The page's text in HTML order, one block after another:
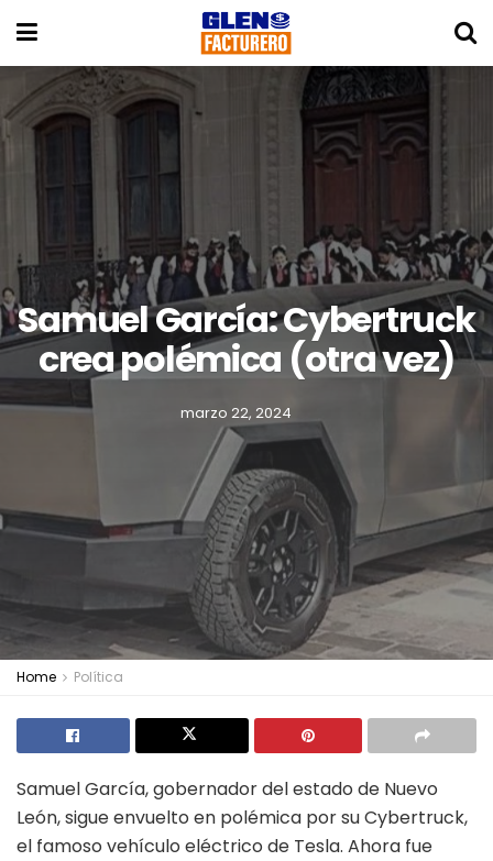
Samuel García: Cybertruck
crea polémica (otra vez)
marzo 22, 2024
Home Política
Samuel García, gobernador del estado de Nuevo
León, sigue envuelto en polémica por su Cybertruck,
el famoso vehículo eléctrico de Tesla. Ahora fue